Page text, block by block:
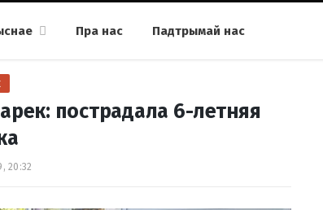
Пра нас Падтрымай нас
пострадала 6-летняя
20:32